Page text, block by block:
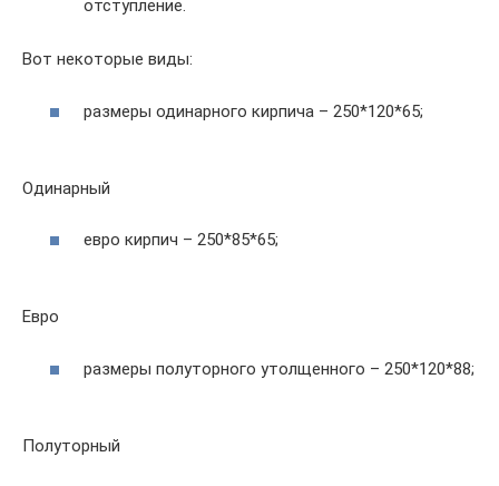
отступление.
Вот некоторые виды:
размеры одинарного кирпича – 250*120*65;
Одинарный
евро кирпич – 250*85*65;
Евро
размеры полуторного утолщенного – 250*120*88;
Полуторный